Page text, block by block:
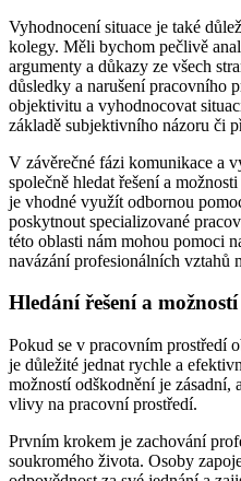
Vyhodnocení situace je také
kolegy. Měli bychom pečlivě
argumenty a důkazy ze všech
důsledky a narušení pracovního
objektivitu a vyhodnocovat
základě subjektivního názoru či
V závěrečné fázi komunikace a
společně hledat řešení a
je vhodné využít odbornou
poskytnout specializované
této oblasti nám mohou pomoci
navázání profesionálních vztahů
Hledání řešení a
Pokud se v pracovním prostředí
je důležité jednat rychle a
možností odškodnění je
vlivy na pracovní prostředí.
Prvním krokem je zachování
soukromého života. Osoby